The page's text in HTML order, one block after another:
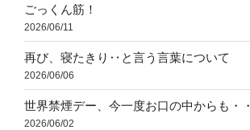
ごっくん筋！
2026/06/11
再び、寝たきり‥と言う言葉について
2026/06/06
世界禁煙デー、今一度お口の中からも・・
2026/06/02